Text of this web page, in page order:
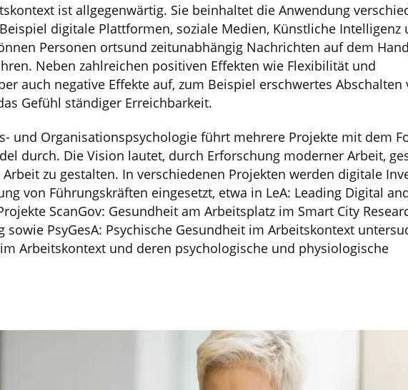
ist allgegenwärtig. Sie beinhaltet die Anwendung
digitale Plattformen, soziale Medien, Künstliche Intelligenz
Personen ortsund zeitunabhängig Nachrichten auf dem
Neben zahlreichen positiven Effekten wie Flexibilität und
auch negative Effekte auf, zum Beispiel erschwertes Abschalten
Gefühl ständiger Erreichbarkeit.
und Organisationspsychologie führt mehrere Projekte mit dem
durch. Die Vision lautet, durch Erforschung moderner Arbeit,
zu gestalten. In verschiedenen Projekten werden digitale
von Führungskräften eingesetzt, etwa in LeA: Leading Digital
ScanGov: Gesundheit am Arbeitsplatz im Smart City
PsyGesA: Psychische Gesundheit im Arbeitskontext
Arbeitskontext und deren psychologische und physiologische